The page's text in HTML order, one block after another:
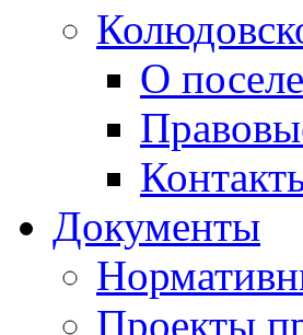
О
Документы
Проекты